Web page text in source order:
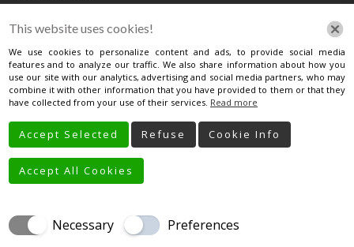
INFORMATIVA
Informativa Privacy Per Clienti
Informativa Privacy Per Fornitori
HOME CHI SIAMO SERVIZI
This website uses cookies!
We use cookies to personalize content and ads, to provide social media
features and to analyze our traffic. We also share information about how you
use our site with our analytics, advertising and social media partners, who may
combine it with other information that you have provided to them or that they
have collected from your use of their services. Read more
Accept Selected Refuse Cookie Info
Accept All Cookies
Necessary Preferences